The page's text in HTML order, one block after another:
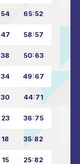
54 65:52
47 58:57
38 50:63
34 49:67
30 44:71
23 36:75
18 35:82
15 25:82